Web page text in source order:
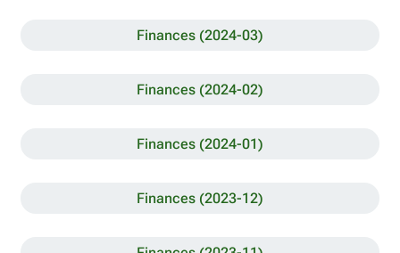
Finances (2024-03)
Finances (2024-02)
Finances (2024-01)
Finances (2023-12)